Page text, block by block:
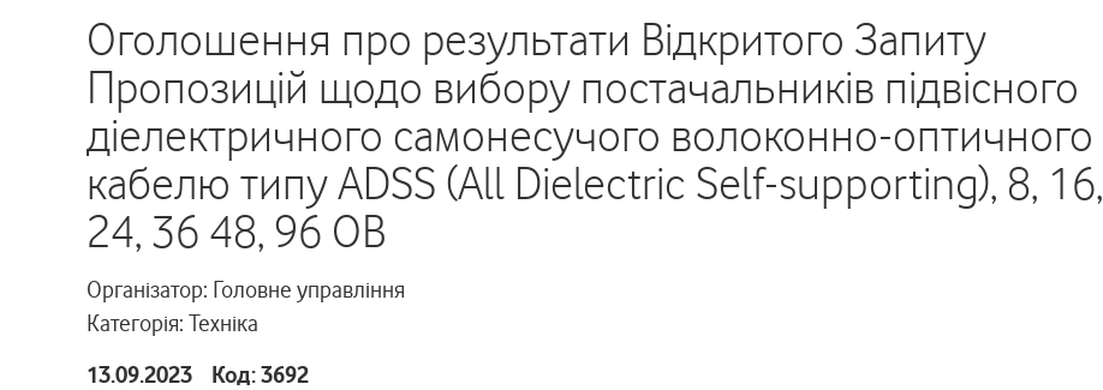
Оголошення про результати Відкритого Запиту
Пропозицій щодо вибору постачальників підвісного
діелектричного самонесучого волоконно-оптичного
кабелю типу ADSS (All Dielectric Self-supporting), 8, 16,
24, 36 48, 96 ОВ
Організатор: Головне управління
Категорія: Техніка
13.09.2023 Код: 3692